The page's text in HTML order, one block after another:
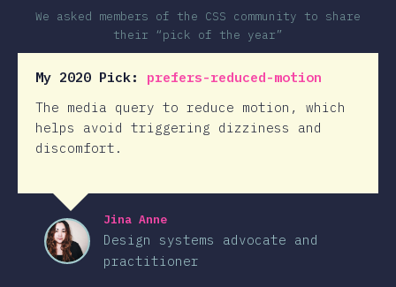
We asked members of the CSS community to share
their “pick of the year”
My 2020 Pick: prefers-reduced-motion
The media query to reduce motion, which
helps avoid triggering dizziness and
discomfort.
Jina Anne
Design systems advocate and
practitioner